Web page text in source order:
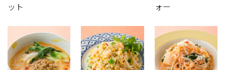
ット
ォー